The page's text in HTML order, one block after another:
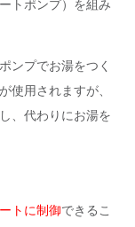
トポンプ）を組み
ンプでお湯をつく
使用されますが、
、代わりにお湯を
トに制御できるこ